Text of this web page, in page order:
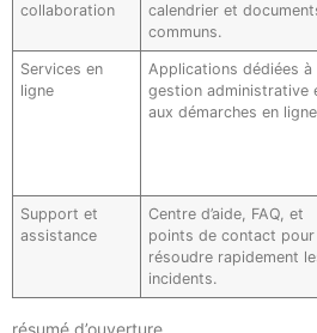
collaboration
calendrier et
communs.
Services en
ligne
Applications dédiées à
gestion administrative
aux démarches en
Support et
assistance
Centre d’aide, FAQ, et
points de contact pour
résoudre rapidement
incidents.